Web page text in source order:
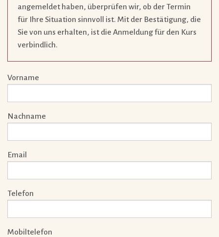
angemeldet haben, überprüfen wir, ob der Termin
für Ihre Situation sinnvoll ist. Mit der Bestätigung, die
Sie von uns erhalten, ist die Anmeldung für den Kurs
verbindlich.
Vorname
Nachname
Email
Telefon
Mobiltelefon